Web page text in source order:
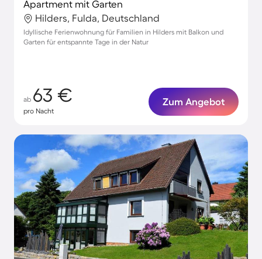
Apartment mit Garten
Hilders, Fulda, Deutschland
Idyllische Ferienwohnung für Familien in Hilders mit Balkon und
Garten für entspannte Tage in der Natur
ab 63 €
pro Nacht
Zum Angebot